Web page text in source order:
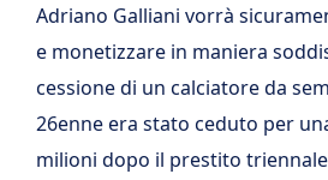
Adriano Galliani vorrà
e monetizzare in maniera
cessione di un calciatore da
26enne era stato ceduto per
milioni dopo il prestito triennale